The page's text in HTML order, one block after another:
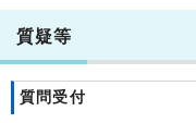
質疑等
質問受付